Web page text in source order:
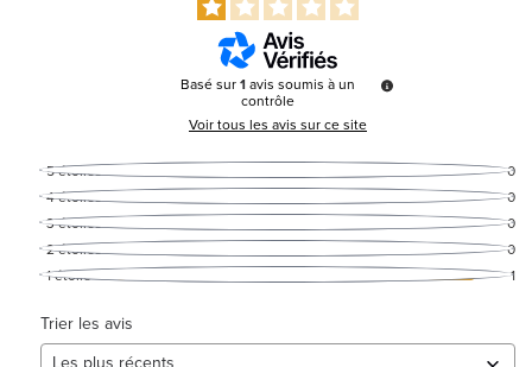
Basé sur1 avis soumis à un
contrôle
Voir tous les avis sur ce site
5étoiles
0
4étoiles
0
3étoiles
0
2étoiles
0
1étoile 1
Trier les avis